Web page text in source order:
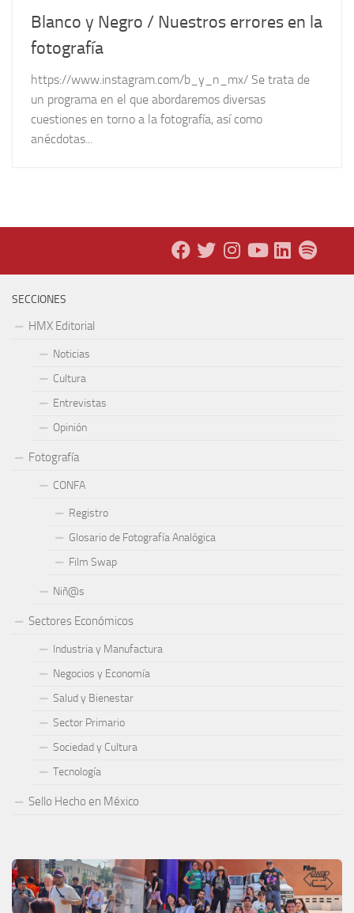
Blanco y Negro / Nuestros errores en la
fotografía
https://www.instagram.com/b_y_n_mx/ Se trata de
un programa en el que abordaremos diversas
cuestiones en torno a la fotografía, así como
anécdotas...
SECCIONES
HMX Editorial
Noticias
Cultura
Entrevistas
Opinión
Fotografía
CONFA
Registro
Glosario de Fotografía Analógica
Film Swap
Niñ@s
Sectores Económicos
Industria y Manufactura
Negocios y Economía
Salud y Bienestar
Sector Primario
Sociedad y Cultura
Tecnología
Sello Hecho en México